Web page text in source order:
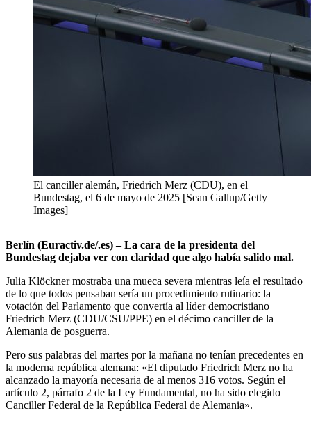
El canciller alemán, Friedrich Merz (CDU), en el
Bundestag, el 6 de mayo de 2025 [Sean Gallup/Getty
Images]
Berlín (Euractiv.de/.es) – La cara de la presidenta del
Bundestag dejaba ver con claridad que algo había salido mal.
Julia Klöckner mostraba una mueca severa mientras leía el resultado
de lo que todos pensaban sería un procedimiento rutinario: la
votación del Parlamento que convertía al líder democristiano
Friedrich Merz (CDU/CSU/PPE) en el décimo canciller de la
Alemania de posguerra.
Pero sus palabras del martes por la mañana no tenían precedentes en
la moderna república alemana: «El diputado Friedrich Merz no ha
alcanzado la mayoría necesaria de al menos 316 votos. Según el
artículo 2, párrafo 2 de la Ley Fundamental, no ha sido elegido
Canciller Federal de la República Federal de Alemania».